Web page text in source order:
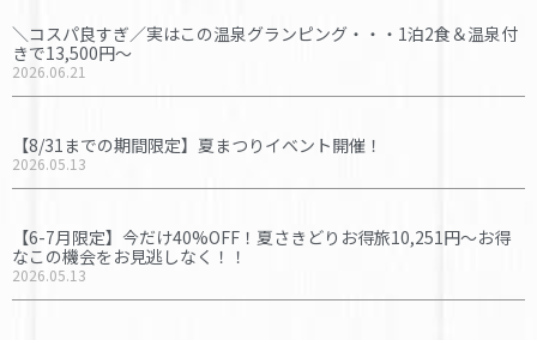
＼コスパ良すぎ／実はこの温泉グランピング・・・1泊2食＆温泉付
きで13,500円〜
2026.06.21
【8/31までの期間限定】夏まつりイベント開催！
2026.05.13
【6-7月限定】今だけ40%OFF！夏さきどりお得旅10,251円〜お得
なこの機会をお見逃しなく！！
2026.05.13